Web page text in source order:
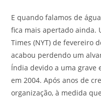
E quando falamos de
fica mais apertado ainda.
Times (NYT) de fevereiro
acabou perdendo um
Índia devido a uma grave
em 2004. Após anos de
organização, à medida